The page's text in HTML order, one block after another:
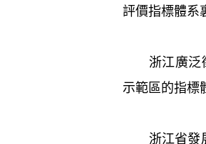
評價指標體系
浙江廣泛徵
示範區的指標
浙江省發展